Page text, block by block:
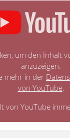
um den Inhalt
anzuzeigen.
mehr in der
von YouTube.
von YouTube